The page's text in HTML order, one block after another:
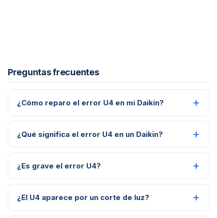
Preguntas frecuentes
¿Cómo reparo el error U4 en mi Daikin?
¿Qué significa el error U4 en un Daikin?
¿Es grave el error U4?
¿El U4 aparece por un corte de luz?